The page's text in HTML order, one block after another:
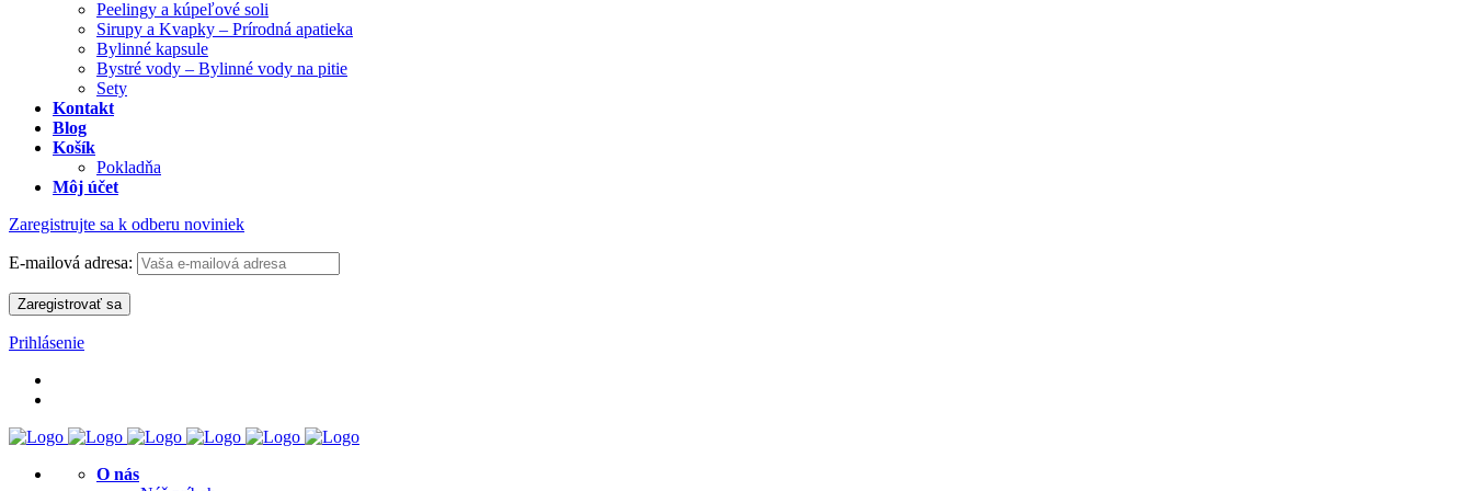
Peelingy a kúpeľové soli
Sirupy a Kvapky – Prírodná apatieka
Bylinné kapsule
Bystré vody – Bylinné vody na pitie
Sety
Kontakt
Blog
Košík
Pokladňa
Môj účet
Zaregistrujte sa k odberu noviniek
E-mailová adresa:
Prihlásenie
O nás